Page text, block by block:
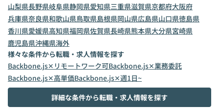
山梨県長野県岐阜県静岡県愛知県三重県滋賀県京都府大阪府
兵庫県奈良県和歌山県鳥取県島根県岡山県広島県山口県徳島県
香川県愛媛県高知県福岡県佐賀県長崎県熊本県大分県宮崎県
鹿児島県沖縄県海外
様々な条件から転職・求人情報を探す
Backbone.js✕リモートワーク可Backbone.js✕業務委託
Backbone.js✕高単価Backbone.js✕週1日~
詳細な条件から転職・求人情報を探す